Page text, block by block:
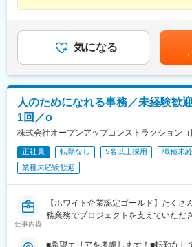
◎退職金や各種手当など福利厚生充実
気になる
人のためになれる事務／未経験歓
1回／o
株式会社オープンアップコンストラクション（
正社員 転勤なし 5名以上採用
職種未
業種未経験歓迎
仕事内容
【ホワイト企業認定ゴールド】たく
務業務でプロジェクトを支えていただ
■希望エリアを考慮します！■転勤なし